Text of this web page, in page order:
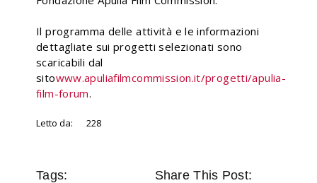
Il programma delle attività e le informazioni
dettagliate sui progetti selezionati sono
scaricabili dal
sitowww.apuliafilmcommission.it/progetti/apulia-
film-forum.
Letto da: 228
Tags: Share This Post: